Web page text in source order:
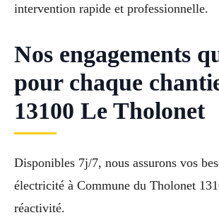
intervention rapide et professionnelle.
Nos engagements
pour chaque
13100 Le Tholonet
Disponibles 7j/7, nous assurons vos
électricité à Commune du Tholonet
réactivité.